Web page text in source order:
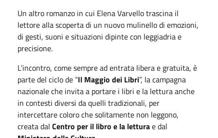
Un altro romanzo in cui Elena Varvello trascina il
lettore alla scoperta di un nuovo mulinello di emozioni,
di gesti, suoni e situazioni dipinte con leggiadria e
precisione.
L’incontro, come sempre ad entrata libera e gratuita, è
parte del ciclo de “Il Maggio dei Libri”, la campagna
nazionale che invita a portare i libri e la lettura anche
in contesti diversi da quelli tradizionali, per
intercettare coloro che solitamente non leggono,
creata dal Centro per il libro e la letturae dal